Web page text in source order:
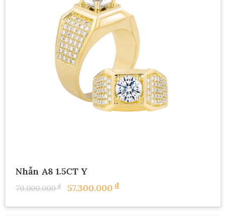
Nhẫn A8 1.5CT Y
70.000.000₫ 57.300.000 ₫